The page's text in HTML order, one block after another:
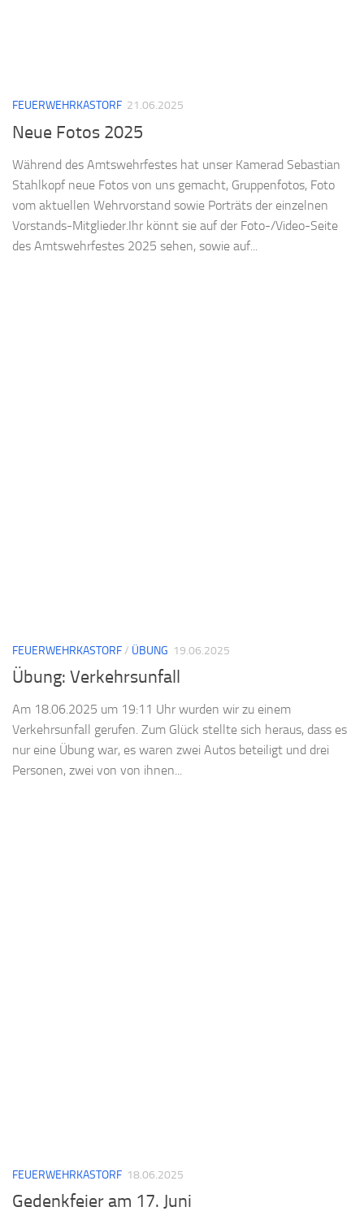
FEUERWEHRKASTORF 21.06.2025
Neue Fotos 2025
Während des Amtswehrfestes hat unser Kamerad Sebastian
Stahlkopf neue Fotos von uns gemacht, Gruppenfotos, Foto
vom aktuellen Wehrvorstand sowie Porträts der einzelnen
Vorstands-Mitglieder.Ihr könnt sie auf der Foto-/Video-Seite
des Amtswehrfestes 2025 sehen, sowie auf...
FEUERWEHRKASTORF/ ÜBUNG 19.06.2025
Übung: Verkehrsunfall
Am 18.06.2025 um 19:11 Uhr wurden wir zu einem
Verkehrsunfall gerufen. Zum Glück stellte sich heraus, dass es
nur eine Übung war, es waren zwei Autos beteiligt und drei
Personen, zwei von von ihnen...
FEUERWEHRKASTORF 18.06.2025
Gedenkfeier am 17. Juni